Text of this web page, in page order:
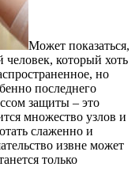
Может показаться,
который хоть
но
последнего
защиты – это
множество узлов и
слаженно и
извне может
только